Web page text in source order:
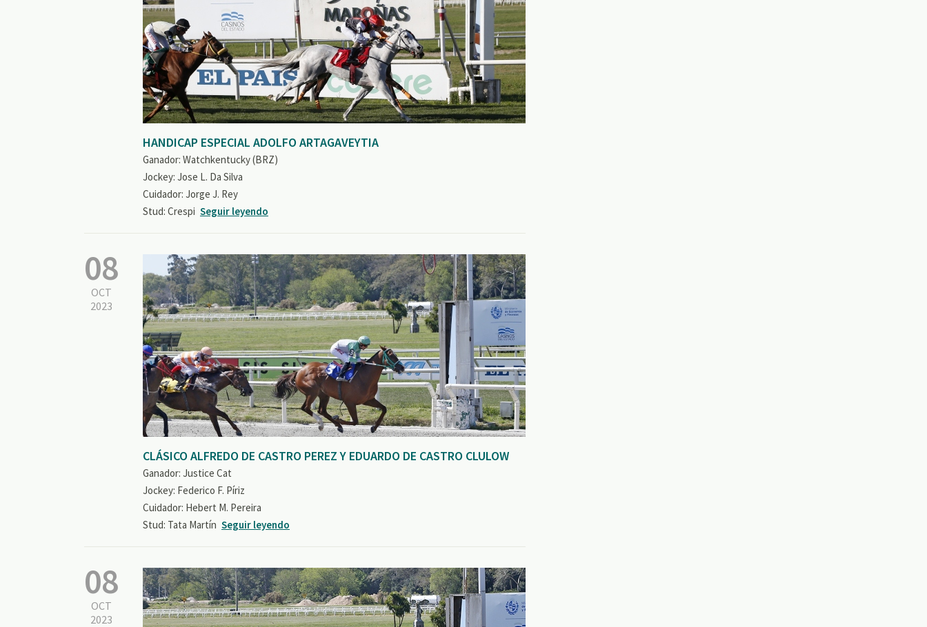
HANDICAP ESPECIAL ADOLFO ARTAGAVEYTIA
Ganador: Watchkentucky (BRZ)
Jockey: Jose L. Da Silva
Cuidador: Jorge J. Rey
Stud: Crespi Seguir leyendo
08
OCT
2023
CLÁSICO ALFREDO DE CASTRO PEREZ Y EDUARDO DE CASTRO CLULOW
Ganador: Justice Cat
Jockey: Federico F. Píriz
Cuidador: Hebert M. Pereira
Stud: Tata Martín Seguir leyendo
08
OCT
2023